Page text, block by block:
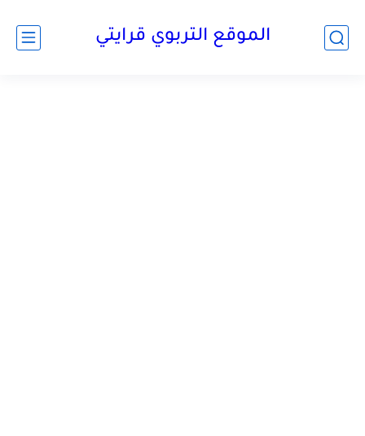
الموقع التربوي قرايتي